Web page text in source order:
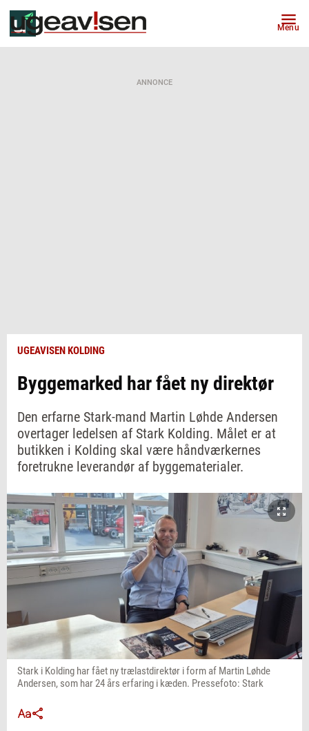
Menu
ANNONCE
UGEAVISEN KOLDING
Byggemarked har fået ny direktør
Den erfarne Stark-mand Martin Løhde Andersen
overtager ledelsen af Stark Kolding. Målet er at
butikken i Kolding skal være håndværkernes
foretrukne leverandør af byggematerialer.
Stark i Kolding har fået ny trælastdirektør i form af Martin Løhde
Andersen, som har 24 års erfaring i kæden. Pressefoto: Stark